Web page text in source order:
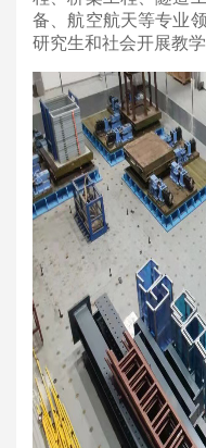
备、航空航天等专业
研究生和社会开展教